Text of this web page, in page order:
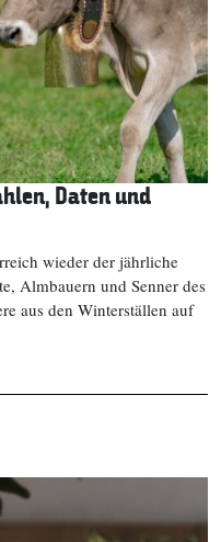
Daten und
wieder der jährliche
Almbauern und Senner des
aus den Winterställen auf